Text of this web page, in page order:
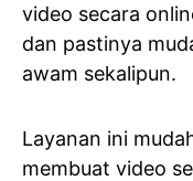
video secara
dan pastinya
awam sekalipun.
Layanan ini
membuat video